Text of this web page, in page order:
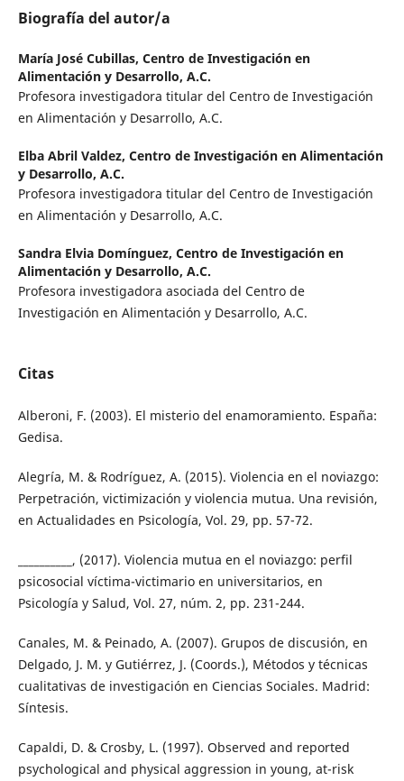
Biografía del autor/a
María José Cubillas, Centro de Investigación en
Alimentación y Desarrollo, A.C.
Profesora investigadora titular del Centro de Investigación
en Alimentación y Desarrollo, A.C.
Elba Abril Valdez, Centro de Investigación en Alimentación
y Desarrollo, A.C.
Profesora investigadora titular del Centro de Investigación
en Alimentación y Desarrollo, A.C.
Sandra Elvia Domínguez, Centro de Investigación en
Alimentación y Desarrollo, A.C.
Profesora investigadora asociada del Centro de
Investigación en Alimentación y Desarrollo, A.C.
Citas
Alberoni, F. (2003). El misterio del enamoramiento. España:
Gedisa.
Alegría, M. & Rodríguez, A. (2015). Violencia en el noviazgo:
Perpetración, victimización y violencia mutua. Una revisión,
en Actualidades en Psicología, Vol. 29, pp. 57-72.
__________, (2017). Violencia mutua en el noviazgo: perfil
psicosocial víctima-victimario en universitarios, en
Psicología y Salud, Vol. 27, núm. 2, pp. 231-244.
Canales, M. & Peinado, A. (2007). Grupos de discusión, en
Delgado, J. M. y Gutiérrez, J. (Coords.), Métodos y técnicas
cualitativas de investigación en Ciencias Sociales. Madrid:
Síntesis.
Capaldi, D. & Crosby, L. (1997). Observed and reported
psychological and physical aggression in young, at-risk